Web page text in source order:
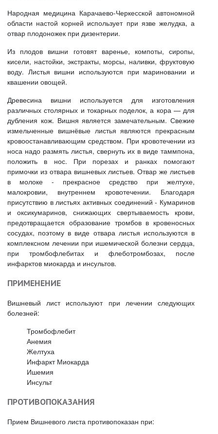
Народная медицина Карачаево-Черкесской автономной
области настой корней использует при язве желудка, а
отвар плодоножек при дизентерии.
Из плодов вишни готовят варенье, компоты, сиропы,
кисели, настойки, экстракты, морсы, наливки, фруктовую
воду. Листья вишни используются при мариновании и
квашении овощей.
Древесина вишни используется для изготовления
различных столярных и токарных поделок, а кора — для
дубления кож. Вишня является замечательным. Свежие
измельченные вишнёвые листья являются прекрасным
кровоостанавливающим средством. При кровотечении из
носа надо размять листья, свернуть их в виде таммпона,
положить в нос. При порезах и ранках помогают
примочки из отвара вишневых листьев. Отвар же листьев
в молоке - прекрасное средство при желтухе,
малокровии, внутреннем кровотечении. Благодаря
присутствию в листьях активных соединений - Кумаринов
и оксикумаринов, снижающих свертываемость крови,
предотвращается образование тромбов в кровеносных
сосудах, поэтому в виде отвара листья используются в
комплексном лечении при ишемической болезни сердца,
при тромбофлебитах и флеботромбозах, после
инфарктов миокарда и инсультов.
ПРИМЕНЕНИЕ
Вишневый лист используют при лечении следующих
болезней:
Тромбофлебит
Анемия
Желтуха
Инфаркт Миокарда
Ишемия
Инсульт
ПРОТИВОПОКАЗАНИЯ
Прием Вишневого листа противопоказан при: